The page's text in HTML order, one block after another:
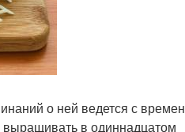
о ней ведется с времен
в одиннадцатом